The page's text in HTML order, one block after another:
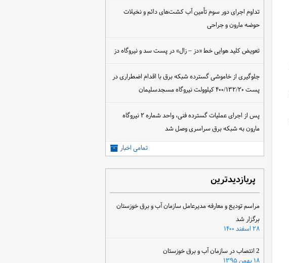
تداوم اجرای دور سوم تأمین آب کشت‌های دائم و نخیلات
حوضه مارون و جراحی
تعویض کلید هوایی خط «دز – زال» در پست سد و نیروگاه دز
جلوگیری از خاموشی گسترده شبکه برق با اقدام اضطراری در
پست ۴۰۰/۱۳۲/۲۰ کیلوولت نیروگاه مسجدسلیمان
پس از اجرای عملیات گسترده فنی، واحد شماره ۲ نیروگاه
مارون به شبکه برق سراسری وصل شد
تمامی اخبار
پربازدیدترین
مراسم تودیع و معارفه مدیرعامل سازمان آب و برق خوزستان
برگزار شد
۲۸ اسفند ۱۴۰۰
2 انتصاب در سازمان آب و برق خوزستان
۱۸ بهمن ۱۳۹۵